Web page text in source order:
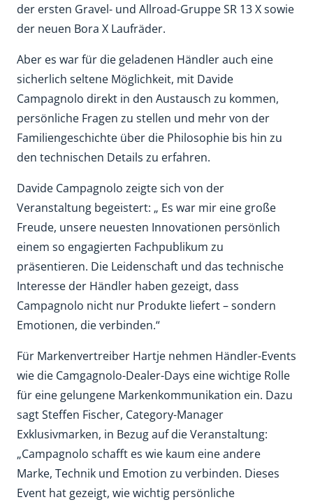
der ersten Gravel- und Allroad-Gruppe SR 13 X sowie
der neuen Bora X Laufräder.
Aber es war für die geladenen Händler auch eine
sicherlich seltene Möglichkeit, mit Davide
Campagnolo direkt in den Austausch zu kommen,
persönliche Fragen zu stellen und mehr von der
Familiengeschichte über die Philosophie bis hin zu
den technischen Details zu erfahren.
Davide Campagnolo zeigte sich von der
Veranstaltung begeistert: „ Es war mir eine große
Freude, unsere neuesten Innovationen persönlich
einem so engagierten Fachpublikum zu
präsentieren. Die Leidenschaft und das technische
Interesse der Händler haben gezeigt, dass
Campagnolo nicht nur Produkte liefert – sondern
Emotionen, die verbinden.“
Für Markenvertreiber Hartje nehmen Händler-Events
wie die Camgagnolo-Dealer-Days eine wichtige Rolle
für eine gelungene Markenkommunikation ein. Dazu
sagt Steffen Fischer, Category-Manager
Exklusivmarken, in Bezug auf die Veranstaltung:
„Campagnolo schafft es wie kaum eine andere
Marke, Technik und Emotion zu verbinden. Dieses
Event hat gezeigt, wie wichtig persönliche